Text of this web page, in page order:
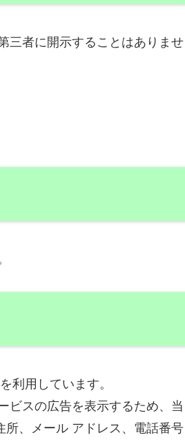
三者に開示することはありませ
利用しています。
ビスの広告を表示するため、当
、メール アドレス、電話番号